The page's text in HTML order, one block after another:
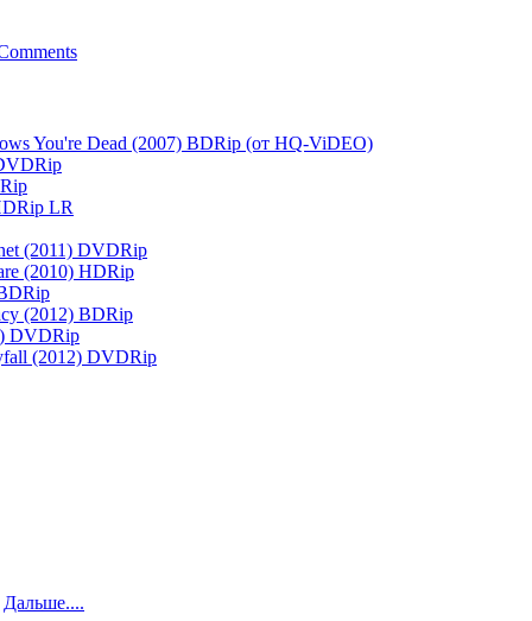
You're Dead (2007) BDRip (от HQ-ViDEO)
LR
(2011) DVDRip
(2010) HDRip
(2012) BDRip
DVDRip
(2012) DVDRip
Дальше....